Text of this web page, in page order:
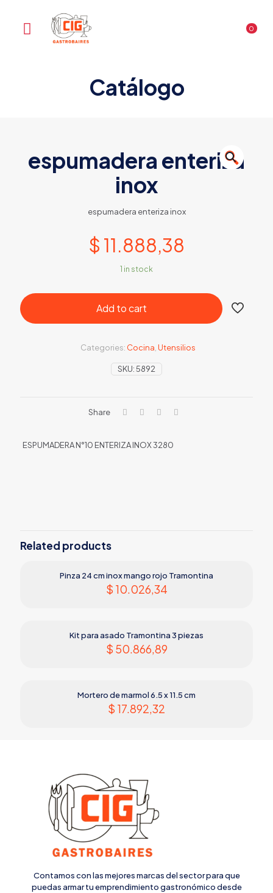
0
Catálogo
🔍
espumadera enteriza
inox
espumadera enteriza inox
$ 11.888,38
1 in stock
Add to cart
SKU:5892
Categories: Cocina Utensilios
Share
ESPUMADERA N°10 ENTERIZA INOX 3280
Related products
Pinza 24 cm inox mango rojo Tramontina
$ 10.026,34
Kit para asado Tramontina 3 piezas
$ 50.866,89
Mortero de marmol 6.5 x 11.5 cm
$ 17.892,32
Contamos con las mejores marcas del sector para que
puedas armar tu emprendimiento gastronómico desde